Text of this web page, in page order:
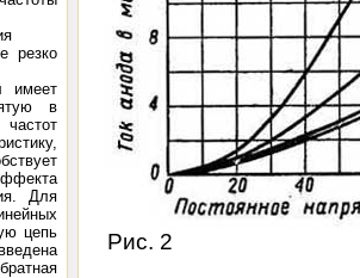
резко
в
Для
цепь
Рис. 2